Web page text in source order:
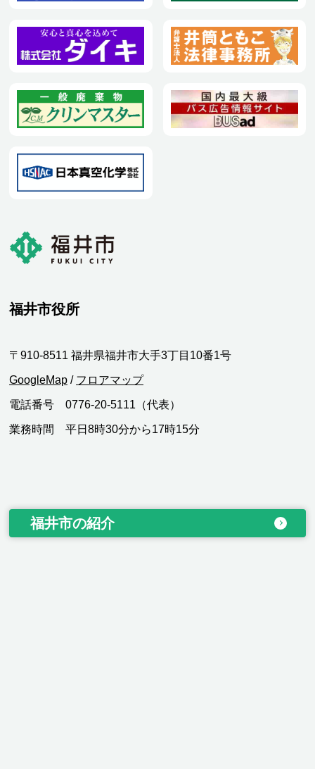
福井市役所
〒910-8511 福井県福井市大手3丁目10番1号
GoogleMap / フロアマップ
電話番号 0776-20-5111（代表）
業務時間 平日8時30分から17時15分
福井市の紹介